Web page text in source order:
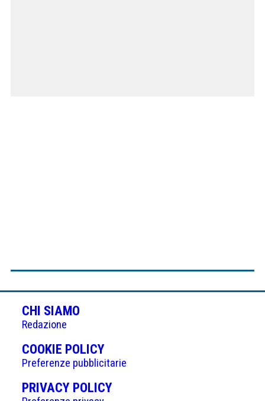
CHI SIAMO
Redazione
COOKIE POLICY(APRE
IN
UNA
NUOVA
Preferenze pubblicitarie
PRIVACY POLICY(APRE